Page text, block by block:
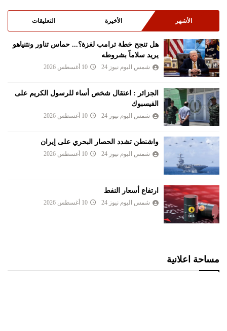
الأشهر الأخيرة التعليقات
هل تنجح خطة ترامب لغزة؟... حماس تناور ونتنياهو
يريد سلاماً بشروطه
شمس اليوم نيوز 24 10 أغسطس 2026
الجزائر : اعتقال شخص أساء للرسول الكريم على
الفيسبوك
شمس اليوم نيوز 24 10 أغسطس 2026
واشنطن تشدد الحصار البحري على إيران
شمس اليوم نيوز 24 10 أغسطس 2026
ارتفاع أسعار النفط
شمس اليوم نيوز 24 10 أغسطس 2026
مساحة اعلانية